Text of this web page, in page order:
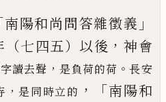
南陽和尚問答雜徵義 」
（七四五）以後 ，神會
讀去聲 ， 是負荷的荷 。長安
，是同時立的 ，「南陽和